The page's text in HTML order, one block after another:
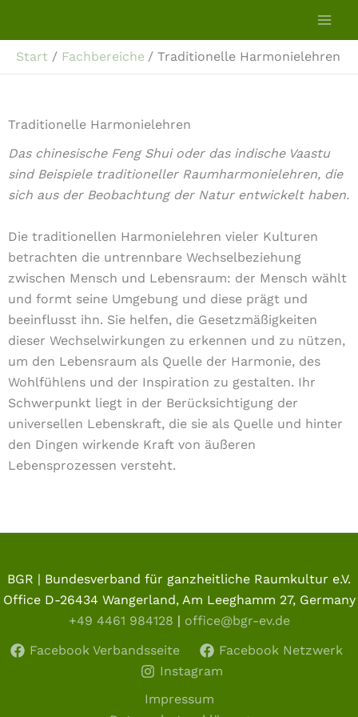
springen
Start Fachbereiche Traditionelle Harmonielehren
Traditionelle Harmonielehren
Das chinesische Feng Shui oder das indische Vaastu
sind Beispiele traditioneller Raumharmonielehren, die
sich aus der Beobachtung der Natur entwickelt haben.
Die traditionellen Harmonielehren vieler Kulturen
betrachten die untrennbare Wechselbeziehung
zwischen Mensch und Lebensraum: der Mensch wählt
und formt seine Umgebung und diese prägt und
beeinflusst ihn. Sie helfen, die Gesetzmäßigkeiten
dieser Wechselwirkungen zu erkennen und zu nützen,
um den Lebensraum als Quelle der Harmonie, des
Wohlfühlens und der Inspiration zu gestalten. Ihr
Schwerpunkt liegt in der Berücksichtigung der
universellen Lebenskraft, die sie als Quelle und hinter
den Dingen wirkende Kraft von äußeren
Lebensprozessen versteht.
BGR | Bundesverband für ganzheitliche Raumkultur e.V.
Office D-26434 Wangerland, Am Leeghamm 27, Germany
+49 4461 984128 | office@bgr-ev.de
Facebook Verbandsseite
Facebook Netzwerk
Instagram
Impressum